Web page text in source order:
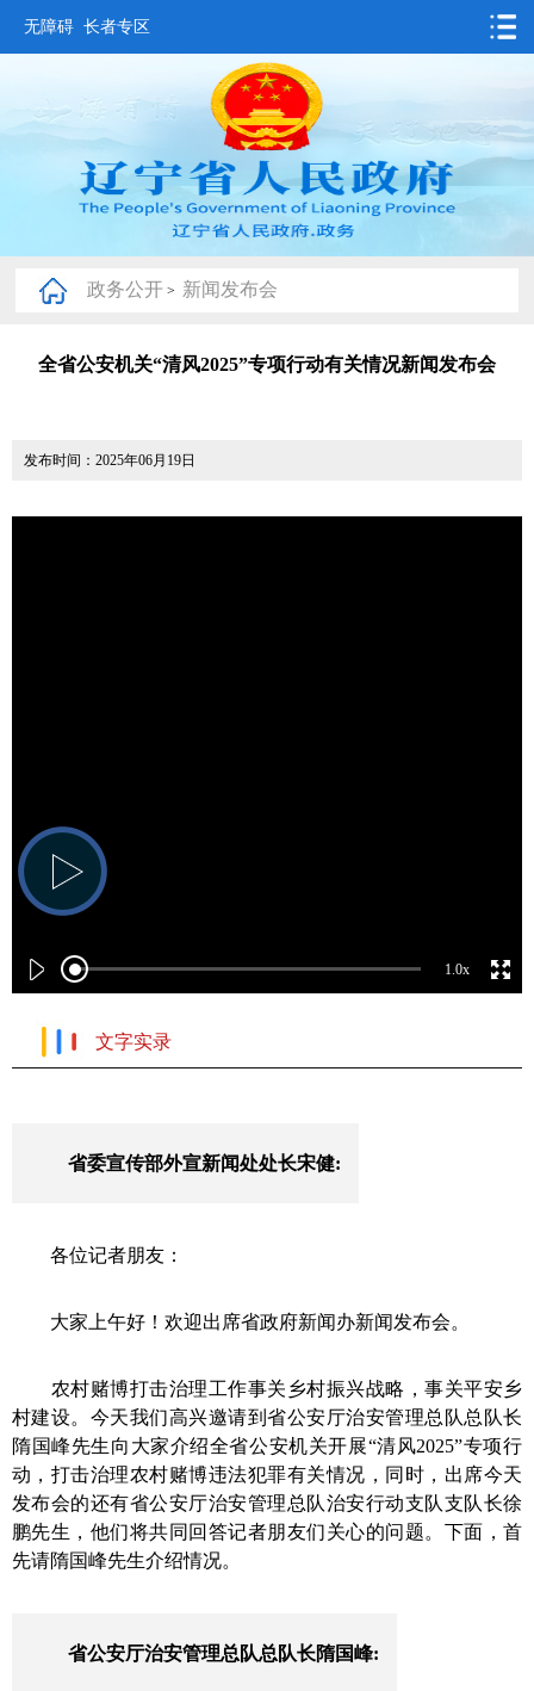
无障碍 长者专区
要闻动态
政务公开
互动交流
数据发布
政务公开 > 新闻发布会
全省公安机关“清风2025”专项行动有关情况新闻发布会
发布时间：2025年06月19日
1.0x
文字实录
省委宣传部外宣新闻处处长宋健:
各位记者朋友：
大家 上午好！欢迎出席省政府新闻办新闻发布会。
农村赌博打击治理工作事关乡村振兴战略，事关平安乡
村建设。今天我们高兴邀请到省公安厅治安管理总队总队长
隋国峰先生向大家介绍全省公安机关开展“清风2025”专项行
动，打击治理农村赌博违法犯罪有关情况， 同时，出席今天
发布会的还有省公安厅治安管理总队治安行动支队支队长徐
鹏先生 ，他们将共同回答记者朋友们关心的问题。 下面 ，首
先请隋国峰先生介绍情况。
省公安厅治安管理总队总队长隋国峰: